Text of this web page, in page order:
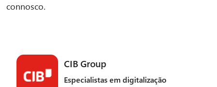
connosco.
CIB Group
Especialistas em digitalização